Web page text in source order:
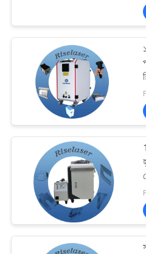
সাইট
PRIVACY
POLICY
হ্যান্ডহেল্ড
মেশিন
ফাইবার লেসার